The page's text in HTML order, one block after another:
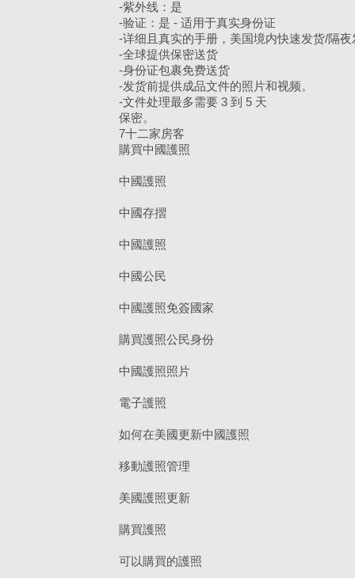
-紫外线：是
-验证：是 - 适用于真实身份证
-详细且真实的手册，美国境内快速发货/隔夜
-全球提供保密送货
-身份证包裹免费送货
-发货前提供成品文件的照片和视频。
-文件处理最多需要 3 到 5 天
保密。
7十二家房客
購買中國護照
中國護照
中國存摺
中國護照
中國公民
中國護照免簽國家
購買護照公民身份
中國護照照片
電子護照
如何在美國更新中國護照
移動護照管理
美國護照更新
購買護照
可以購買的護照